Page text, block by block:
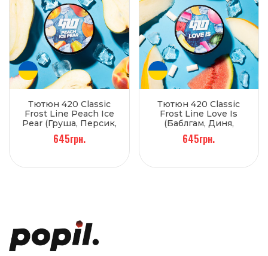
Тютюн 420 Classic
Frost Line Peach Ice
Pear (Груша, Персик,
Лід) 250 г
645грн.
Тютюн 420 Classic
Frost Line Love Is
(Баблгам, Диня,
Кавун) 250 г
645грн.